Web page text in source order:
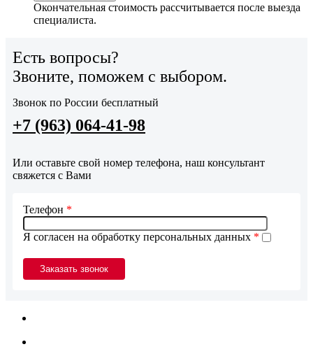
Окончательная стоимость рассчитывается после выезда
специалиста.
Есть вопросы?
Звоните, поможем с выбором.
Звонок по России бесплатный
+7 (963) 064-41-98
Или оставьте свой номер телефона, наш консультант
свяжется с Вами
Я согласен на обработку персональных данных *
Телефон *